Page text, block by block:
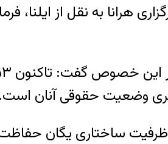
هرانا به نقل از
وضعیت حقوقی آنان است.